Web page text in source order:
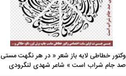
وکتور خطاطی لایه باز شعر « در هر نگهت مستی
صد جام شراب است » شاعر شهدی لنگرودی